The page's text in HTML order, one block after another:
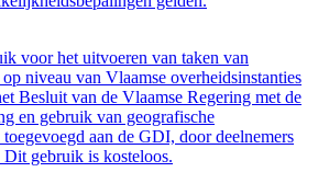
voor het uitvoeren van taken van
niveau van Vlaamse overheidsinstanties
Besluit van de Vlaamse Regering met de
en gebruik van geografische
toegevoegd aan de GDI, door deelnemers
gebruik is kosteloos.